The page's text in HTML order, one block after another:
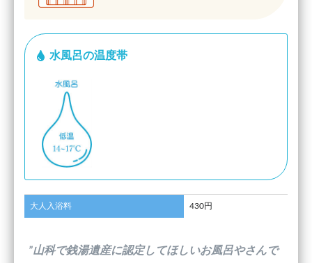
水風呂の温度帯
大人入浴料 430円
”山科で銭湯遺産に認定してほしいお風呂やさんで